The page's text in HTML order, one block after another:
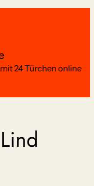
24 Türchen online
Lind